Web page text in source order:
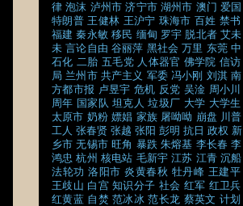
律 泡沫 泸州市 济宁市 湖州市 澳门 爱国
特朗普 王健林 王沪宁 珠海市 百姓 禁书
福建 秦永敏 移民 缅甸 罗宇 脱北者 艾未
未 言论自由 谷丽萍 黑社会 万里 东莞 中
石化 二胎 五毛党 人体器官 佛学院 信访
局 兰州市 共产主义 军委 冯小刚 刘淇 南
方都市报 卢昱宇 危机 反党 吴淦 周小川
周年 国家队 坦克人 垃圾厂 大学 大学生
太原市 奶粉 嫖娼 家族 屠呦呦 崩盘 川普
工人 张春贤 张越 张阳 彭明 抗日 政权 新
乡市 无锡市 旺角 暴跌 朱熔基 李长春 李
鸿忠 杭州 核电站 毛新宇 江苏 江青 沉船
法轮功 洛阳市 炎黄春秋 牡丹峰 王建平
王歧山 白宫 知识分子 社会 红军 红卫兵
红黄蓝 自焚 范冰冰 范长龙 蔡英文 计划